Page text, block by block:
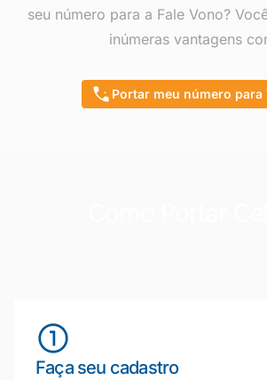
seu número para a Fale Vono?
inúmeras vantagens
Portar meu número para
Faça seu cadastro